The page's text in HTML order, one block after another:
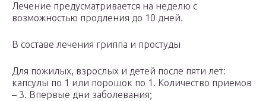
Лечение предусматривается на неделю с
возможностью продления до 10 дней.
В составе лечения гриппа и простуды
Для пожилых, взрослых и детей после пяти лет:
капсулы по 1 или порошок по 1. Количество приемов
– 3. Впервые дни заболевания;